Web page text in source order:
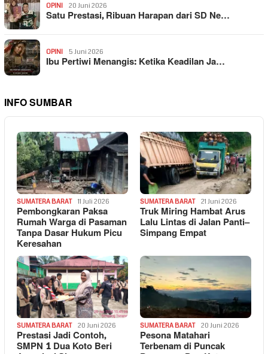
OPINI 20 Juni 2026
Satu Prestasi, Ribuan Harapan dari SD Ne…
OPINI 5 Juni 2026
Ibu Pertiwi Menangis: Ketika Keadilan Ja…
INFO SUMBAR
SUMATERA BARAT 11 Juli 2026
Pembongkaran Paksa
Rumah Warga di Pasaman
Tanpa Dasar Hukum Picu
Keresahan
SUMATERA BARAT 21 Juni 2026
Truk Miring Hambat Arus
Lalu Lintas di Jalan Panti–
Simpang Empat
SUMATERA BARAT 20 Juni 2026
Prestasi Jadi Contoh,
SMPN 1 Dua Koto Beri
SUMATERA BARAT 20 Juni 2026
Pesona Matahari
Terbenam di Puncak